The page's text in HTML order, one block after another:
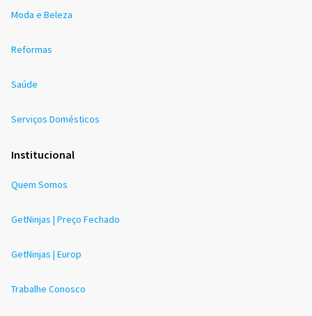
Moda e Beleza
Reformas
Saúde
Serviços Domésticos
Institucional
Quem Somos
GetNinjas | Preço Fechado
GetNinjas | Europ
Trabalhe Conosco